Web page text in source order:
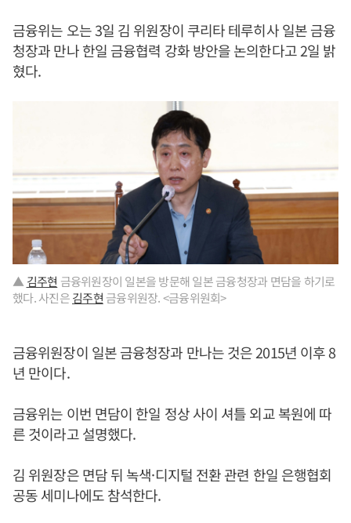
금융위는 오는 3일 김 위원장이 쿠리타 테루히사 일본 금융
청장과 만나 한일 금융협력 강화 방안을 논의한다고 2일 밝
혔다.
▲ 김주현 금융위원장이 일본을 방문해 일본 금융청장과 면담을 하기로
했다. 사진은김주현 금융위원장. <금융위원회>
금융위원장이 일본 금융청장과 만나는 것은 2015년 이후 8
년 만이다.
금융위는 이번 면담이 한일 정상 사이 셔틀 외교 복원에 따
른 것이라고 설명했다.
김 위원장은 면담 뒤 녹색·디지털 전환 관련 한일 은행협회
공동 세미나에도 참석한다.